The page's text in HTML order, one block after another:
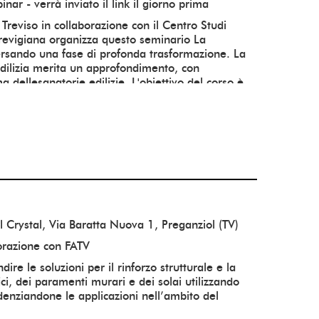
normativi e le pronunce giurisprudenziali in
Pianificatori Paesaggisti Conservatori
) da versare con pagoPA al link:
Integrazioni/AvvisoSpontaneoPAAnonimo
tua area riservata.
- verrà inviato il link il giorno prima
in collaborazione con il Centro Studi
organizza questo seminario La
una fase di profonda trasformazione. La
merita un approfondimento, con
dellesanatorie edilizie. L'obiettivo del corso è
aggiornato della disciplina introdotta
che caratterizzano l’attività dei
380/2001 modificato dal Decreto Salva
e Arch. Paola Bandoli Sanatoria
del quadro normativo - a cura
normativi e le pronunce giurisprudenziali in
Pianificatori Paesaggisti Conservatori
) da versare con pagoPA al link:
Integrazioni/AvvisoSpontaneoPAAnonimo
Crystal, Via Baratta Nuova 1, Preganziol (TV)
con FATV
le soluzioni per il rinforzo strutturale e la
dei paramenti murari e dei solai utilizzando
le applicazioni nell’ambito del